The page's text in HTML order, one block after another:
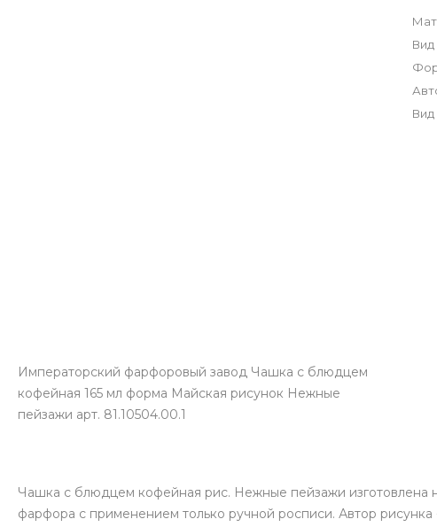
Императорский фарфоровый завод Чашка с блюдцем
кофейная 165 мл форма Майская рисунок Нежные
пейзажи арт. 81.10504.00.1
Вид
Вид
Чашка с блюдцем кофейная рис. Нежные пейзажи изготовлена
фарфора с применением только ручной росписи. Автор